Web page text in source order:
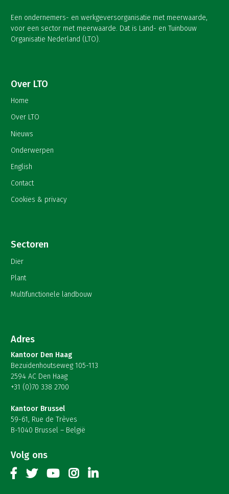
Een ondernemers- en werkgeversorganisatie met meerwaarde,
voor een sector met meerwaarde. Dat is Land- en Tuinbouw
Organisatie Nederland (LTO).
Over LTO
Home
Over LTO
Nieuws
Onderwerpen
English
Contact
Cookies & privacy
Sectoren
Dier
Plant
Multifunctionele landbouw
Adres
Kantoor Den Haag
Bezuidenhoutseweg 105-113
2594 AC Den Haag
+31 (0)70 338 2700
Kantoor Brussel
59-61, Rue de Trèves
B-1040 Brussel – België
Volg ons